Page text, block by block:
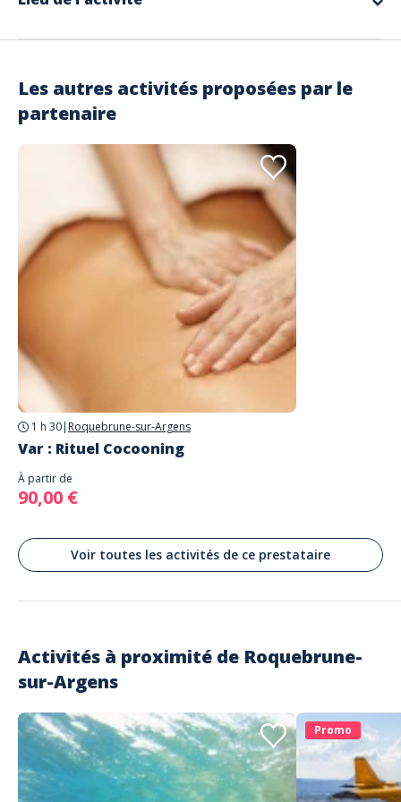
Roquebrune-sur-Argens
Les autres activités proposées par le
partenaire
1 h 30| Roquebrune-sur-Argens
Var : Rituel Cocooning
À partir de
90,00 €
Voir toutes les activités de ce prestataire
Activités à proximité de Roquebrune-
sur-Argens
Promo